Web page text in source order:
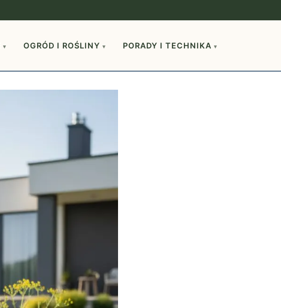
▾ OGRÓD I ROŚLINY ▾ PORADY I TECHNIKA ▾